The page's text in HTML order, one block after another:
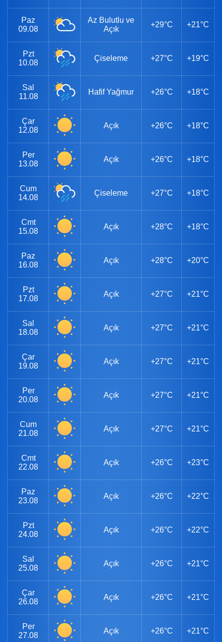
Paz
09.08
Az Bulutlu ve
Açık
+29°C +21°C
Pzt
10.08
Çiseleme +27°C +19°C
Sal
11.08
Hafif Yağmur +26°C +18°C
Çar
12.08
Açık +26°C +18°C
Per
13.08
Açık +26°C +18°C
Cum
14.08
Çiseleme +27°C +18°C
Cmt
15.08
Açık +28°C +18°C
Paz
16.08
Açık +28°C +20°C
Pzt
17.08
Açık +27°C +21°C
Sal
18.08
Açık +27°C +21°C
Çar
19.08
Açık +27°C +21°C
Per
20.08
Açık +27°C +21°C
Cum
21.08
Açık +27°C +21°C
Cmt
22.08
Açık +26°C +23°C
Paz
23.08
Açık +26°C +22°C
Pzt
24.08
Açık +26°C +22°C
Sal
25.08
Açık +26°C +21°C
Çar
26.08
Açık +26°C +21°C
Per
27.08
Açık +26°C +21°C